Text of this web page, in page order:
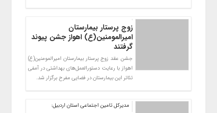
زوج پرستار بیمارستان
امیرالمومنین(ع) اهواز جشن پیوند
گرفتند
جشن عقد زوج پرستار بیمارستان امیرالمومنین(ع)
اهواز با رعایت دستورالعمل‌های بهداشتی در آمفی
تئاتر این بیمارستان در فضایی مفرح برگزار شد.
مدیرکل تامین اجتماعی استان اردبیل: